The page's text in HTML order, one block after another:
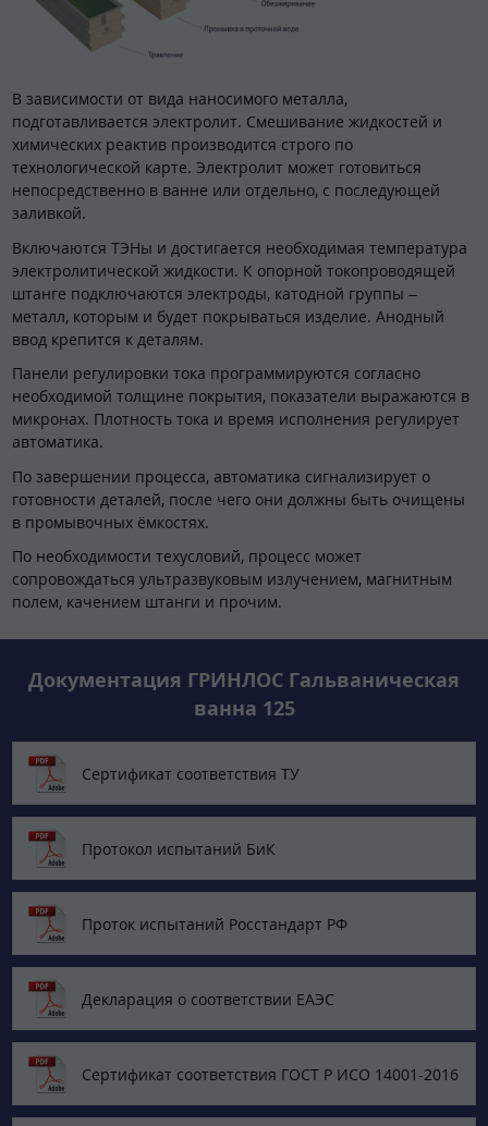
В зависимости от вида наносимого металла,
подготавливается электролит. Смешивание жидкостей и
химических реактив производится строго по
технологической карте. Электролит может готовиться
непосредственно в ванне или отдельно, с последующей
заливкой.
Включаются ТЭНы и достигается необходимая температура
электролитической жидкости. К опорной токопроводящей
штанге подключаются электроды, катодной группы –
металл, которым и будет покрываться изделие. Анодный
ввод крепится к деталям.
Панели регулировки тока программируются согласно
необходимой толщине покрытия, показатели выражаются в
микронах. Плотность тока и время исполнения регулирует
автоматика.
По завершении процесса, автоматика сигнализирует о
готовности деталей, после чего они должны быть очищены
в промывочных ёмкостях.
По необходимости техусловий, процесс может
сопровождаться ультразвуковым излучением, магнитным
полем, качением штанги и прочим.
Документация ГРИНЛОС Гальваническая
ванна 125
Сертификат соответствия ТУ
Протокол испытаний БиК
Проток испытаний Росстандарт РФ
Декларация о соответствии ЕАЭС
Сертификат соответствия ГОСТ Р ИСО 14001-2016